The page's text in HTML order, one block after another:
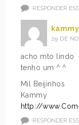
RESPONDER
kammy
29 DE
acho mto lindo
tenho um ^.^
Mil Beijinhos
Kammy
http://
RESPONDER